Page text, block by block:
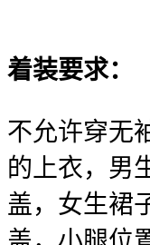
着装要求：
不允许穿无
的上衣，男
盖，女生裙